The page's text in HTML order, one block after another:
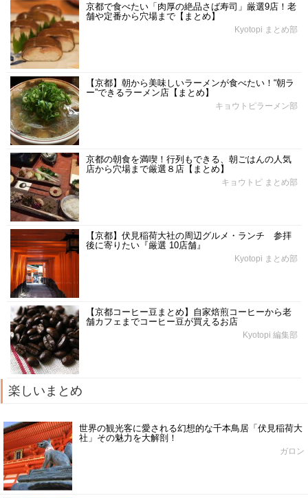
京都で食べたい「肉厚の絶品さば寿司」厳選9店！老
舗や定番から穴場まで【まとめ】
Kyotopi まとめ部
【京都】朝から美味しいラーメンが食べたい！“朝ラ
ー”できるラーメン店【まとめ】
キョウトピラーメン部
京都の朝食を満喫！行列もできる、朝ごはんの人気
店から穴場まで厳選８店【まとめ】
キョウトピ まとめ部
【京都】伏見稲荷大社の周辺グルメ・ランチ 参拝
後に寄りたい『厳選 10店舗』
Kyotopi まとめ部
【京都コーヒー豆まとめ】自家焙煎コーヒーから老
舗カフェまでコーヒー豆が買えるお店
Kyotopi 編集部
楽しいまとめ
世界の観光客に愛される幻想的な千本鳥居「伏見稲荷大
社」その魅力を大解剖！
ガロン